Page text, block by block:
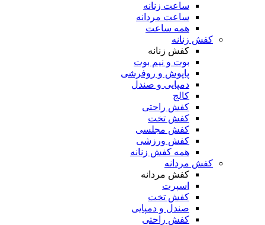
ساعت زنانه
ساعت مردانه
همه ساعت
کفش زنانه
کفش زنانه
بوت و نیم بوت
پاپوش و روفرشی
دمپایی و صندل
کالج
کفش راحتی
کفش تخت
کفش مجلسی
کفش ورزشی
همه کفش زنانه
کفش مردانه
کفش مردانه
اسپرت
کفش تخت
صندل و دمپایی
کفش راحتی